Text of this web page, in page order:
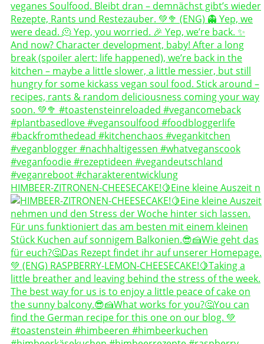
HIMBEER-ZITRONEN-CHEESECAKE!🍋Eine kleine Auszeit n